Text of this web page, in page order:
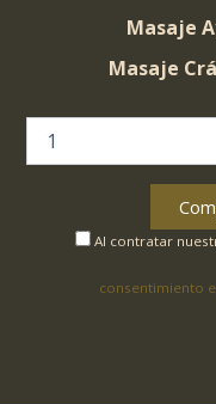
Masaje
Masaje
Al contratar
consentimiento